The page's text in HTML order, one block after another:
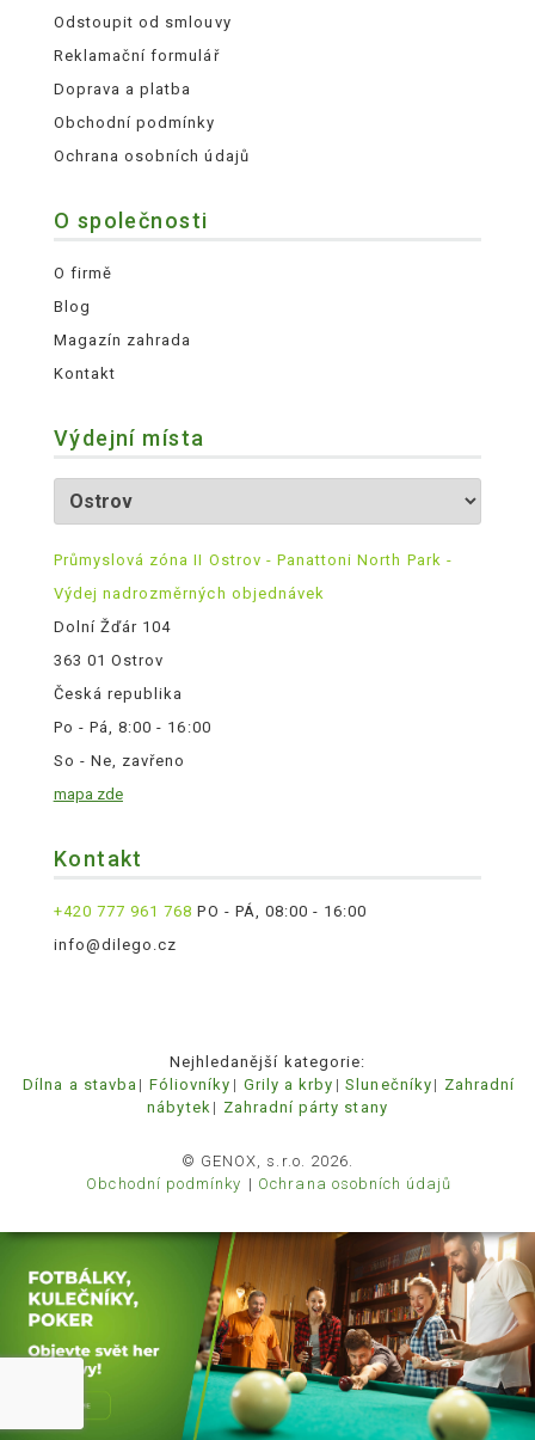
Odstoupit od smlouvy
Reklamační formulář
Doprava a platba
Obchodní podmínky
Ochrana osobních údajů
O společnosti
O firmě
Blog
Magazín zahrada
Kontakt
Výdejní místa
Průmyslová zóna II Ostrov - Panattoni North Park -
Výdej nadrozměrných objednávek
Dolní Žďár 104
363 01 Ostrov
Česká republika
Po - Pá, 8:00 - 16:00
So - Ne, zavřeno
mapa zde
Kontakt
+420 777 961 768 PO - PÁ, 08:00 - 16:00
info@dilego.cz
Nejhledanější kategorie:
Dílna a stavba
Fóliovníky Grily a krby Slunečníky
Zahradní
nábytek
Zahradní párty stany
© GENOX, s.r.o. 2026.
Obchodní podmínky
Ochrana osobních údajů